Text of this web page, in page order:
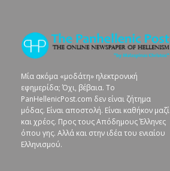
Μία ακόμα «μοδάτη» ηλεκτρονική
εφημερίδα; Όχι, βέβαια. To
PanHellenicPost.com δεν είναι ζήτημα
μόδας. Είναι αποστολή. Είναι καθήκον μαζί
και χρέος. Προς τους Απόδημους Έλληνες
όπου γης. Αλλά και στην ιδέα του ενιαίου
Ελληνισμού.